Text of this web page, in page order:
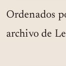
Ordenados
archivo de